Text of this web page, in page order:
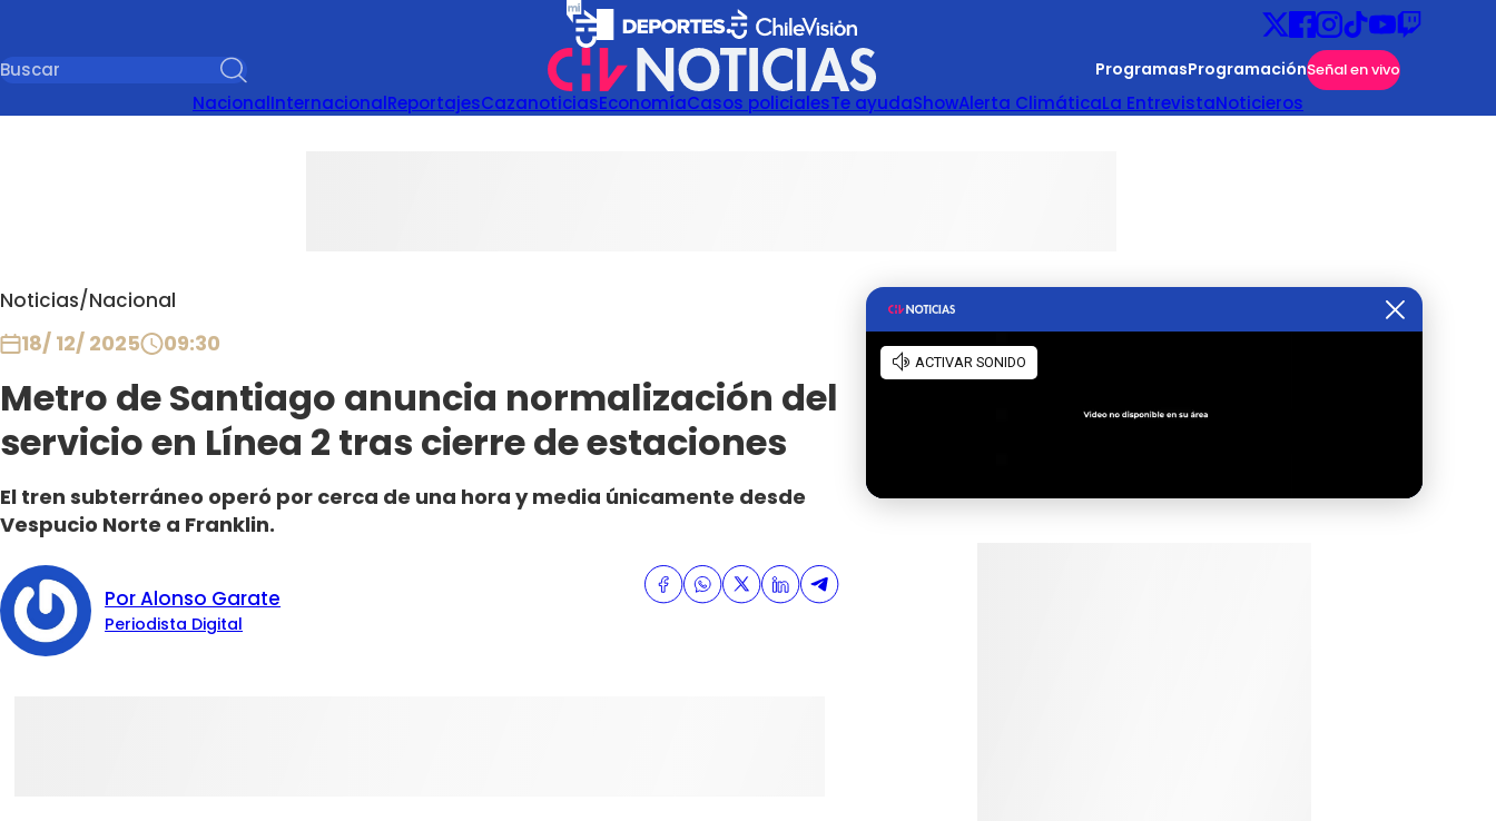
ProgramasProgramaciónSeñal en vivo
NacionalInternacionalReportajesCazanoticiasEconomíaCasos policialesTe ayudaShowAlerta ClimáticaLa EntrevistaNoticieros
Noticias/Nacional
18/ 12/ 2025 09:30
Metro de Santiago anuncia normalización del
servicio en Línea 2 tras cierre de estaciones
El tren subterráneo operó por cerca de una hora y media únicamente desde
Vespucio Norte a Franklin.
Por Alonso Garate
Periodista Digital